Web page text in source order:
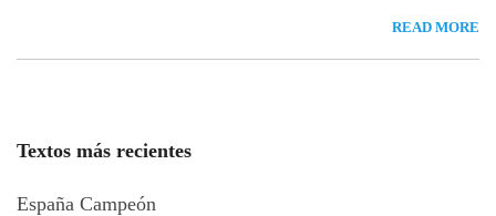
READ MORE
Textos más recientes
España Campeón